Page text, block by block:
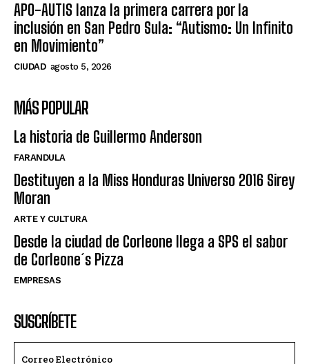
APO-AUTIS lanza la primera carrera por la
inclusión en San Pedro Sula: “Autismo: Un Infinito
en Movimiento”
CIUDAD agosto 5, 2026
MÁS POPULAR
La historia de Guillermo Anderson
FARANDULA
Destituyen a la Miss Honduras Universo 2016 Sirey
Moran
ARTE Y CULTURA
Desde la ciudad de Corleone llega a SPS el sabor
de Corleone´s Pizza
EMPRESAS
SUSCRÍBETE